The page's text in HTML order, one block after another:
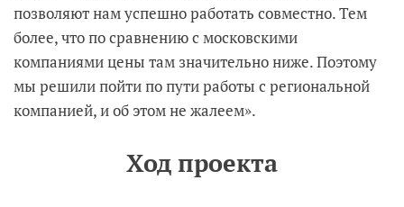
позволяют нам успешно работать совместно. Тем
более, что по сравнению с московскими
компаниями цены там значительно ниже. Поэтому
мы решили пойти по пути работы с региональной
компанией, и об этом не жалеем».
Ход проекта